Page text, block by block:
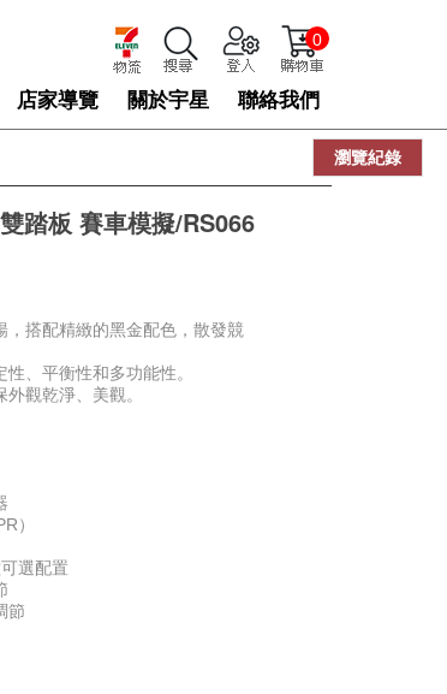
店家導覽 關於宇星 聯絡我們
0
踏板 賽車模擬/RS066
，搭配精緻的黑金配色，散發競
、平衡性和多功能性。
觀乾淨、美觀。
）
選配置
節
瀏覽紀錄